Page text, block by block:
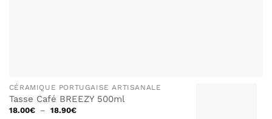
CÉRAMIQUE PORTUGAISE ARTISANALE
Tasse Café BREEZY 500ml
18.00€ – 18.90€Plage